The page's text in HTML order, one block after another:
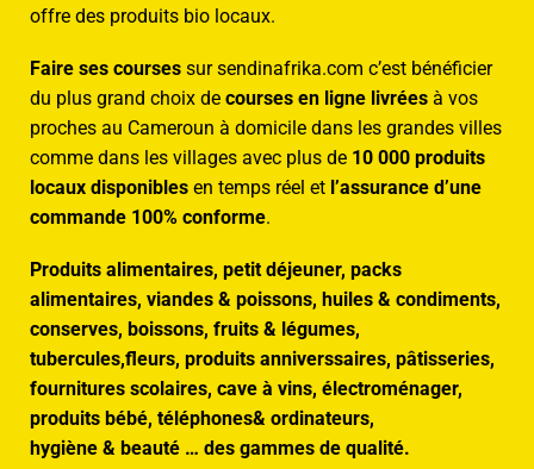
offre des produits bio locaux.
Faire ses courses sur sendinafrika.com c’est bénéficier
du plus grand choix de courses en ligne livrées à vos
proches au Cameroun à domicile dans les grandes villes
comme dans les villages avec plus de 10 000 produits
locaux disponibles en temps réel et l’assurance d’une
commande 100% conforme.
Produits alimentaires, petit déjeuner, packs
alimentaires, viandes & poissons, huiles & condiments,
conserves, boissons, fruits & légumes,
tubercules,fleurs, produits anniverssaires, pâtisseries,
fournitures scolaires, cave à vins, électroménager,
produits bébé, téléphones& ordinateurs,
hygiène & beauté … des gammes de qualité.